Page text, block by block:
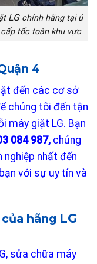
LGchính hãng tại ú
tốc toàn khu vực
4
đến các cơ sở
chúng tôi đến tận
máy giặt LG. Bạn
084 987, chúng
nhất đến
với sự uy tín và
hãng LG
sửa chữa máy